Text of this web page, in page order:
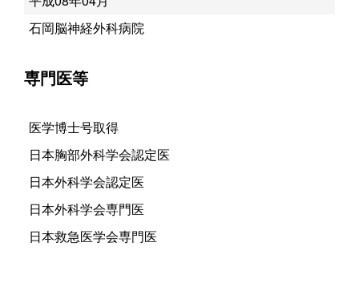
石岡脳神経外科病院
専門医等
医学博士号取得
日本胸部外科学会認定医
日本外科学会認定医
日本外科学会専門医
日本救急医学会専門医